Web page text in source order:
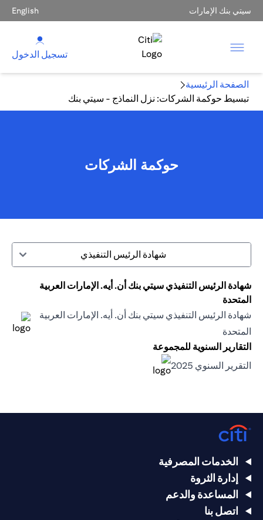
سيتي بنك الإمارات English
تسجيل الدخول
الصفحة الرئيسية
تبسيط حوكمة الشركات: نزل النماذج - سيتي بنك
حوكمة الشركات
شهادة الرئيس التنفيذي
شهادة الرئيس التنفيذي سيتي بنك أن. أيه. الإمارات العربية
المتحدة
شهادة الرئيس التنفيذي سيتي بنك أن. أيه. الإمارات العربية
المتحدة
التقارير السنوية للمجموعة
التقرير السنوي 2025
(opens in a new tab)
الخدمات المصرفية
إدارة الثروة
المساعدة والدعم
اتصل بنا